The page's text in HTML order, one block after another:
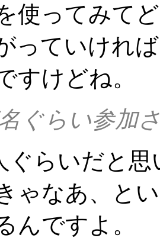
使ってみて
っていけれ
すけどね。
ぐらい参加
ぐらいだと
ゃなあ、と
んですよ。